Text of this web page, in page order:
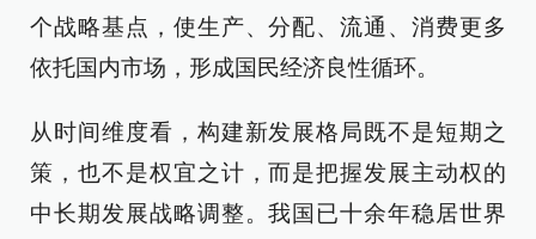
个战略基点，使生产、分配、流通、消费更多
依托国内市场，形成国民经济良性循环。
从时间维度看，构建新发展格局既不是短期之
策，也不是权宜之计，而是把握发展主动权的
中长期发展战略调整。我国已十余年稳居世界